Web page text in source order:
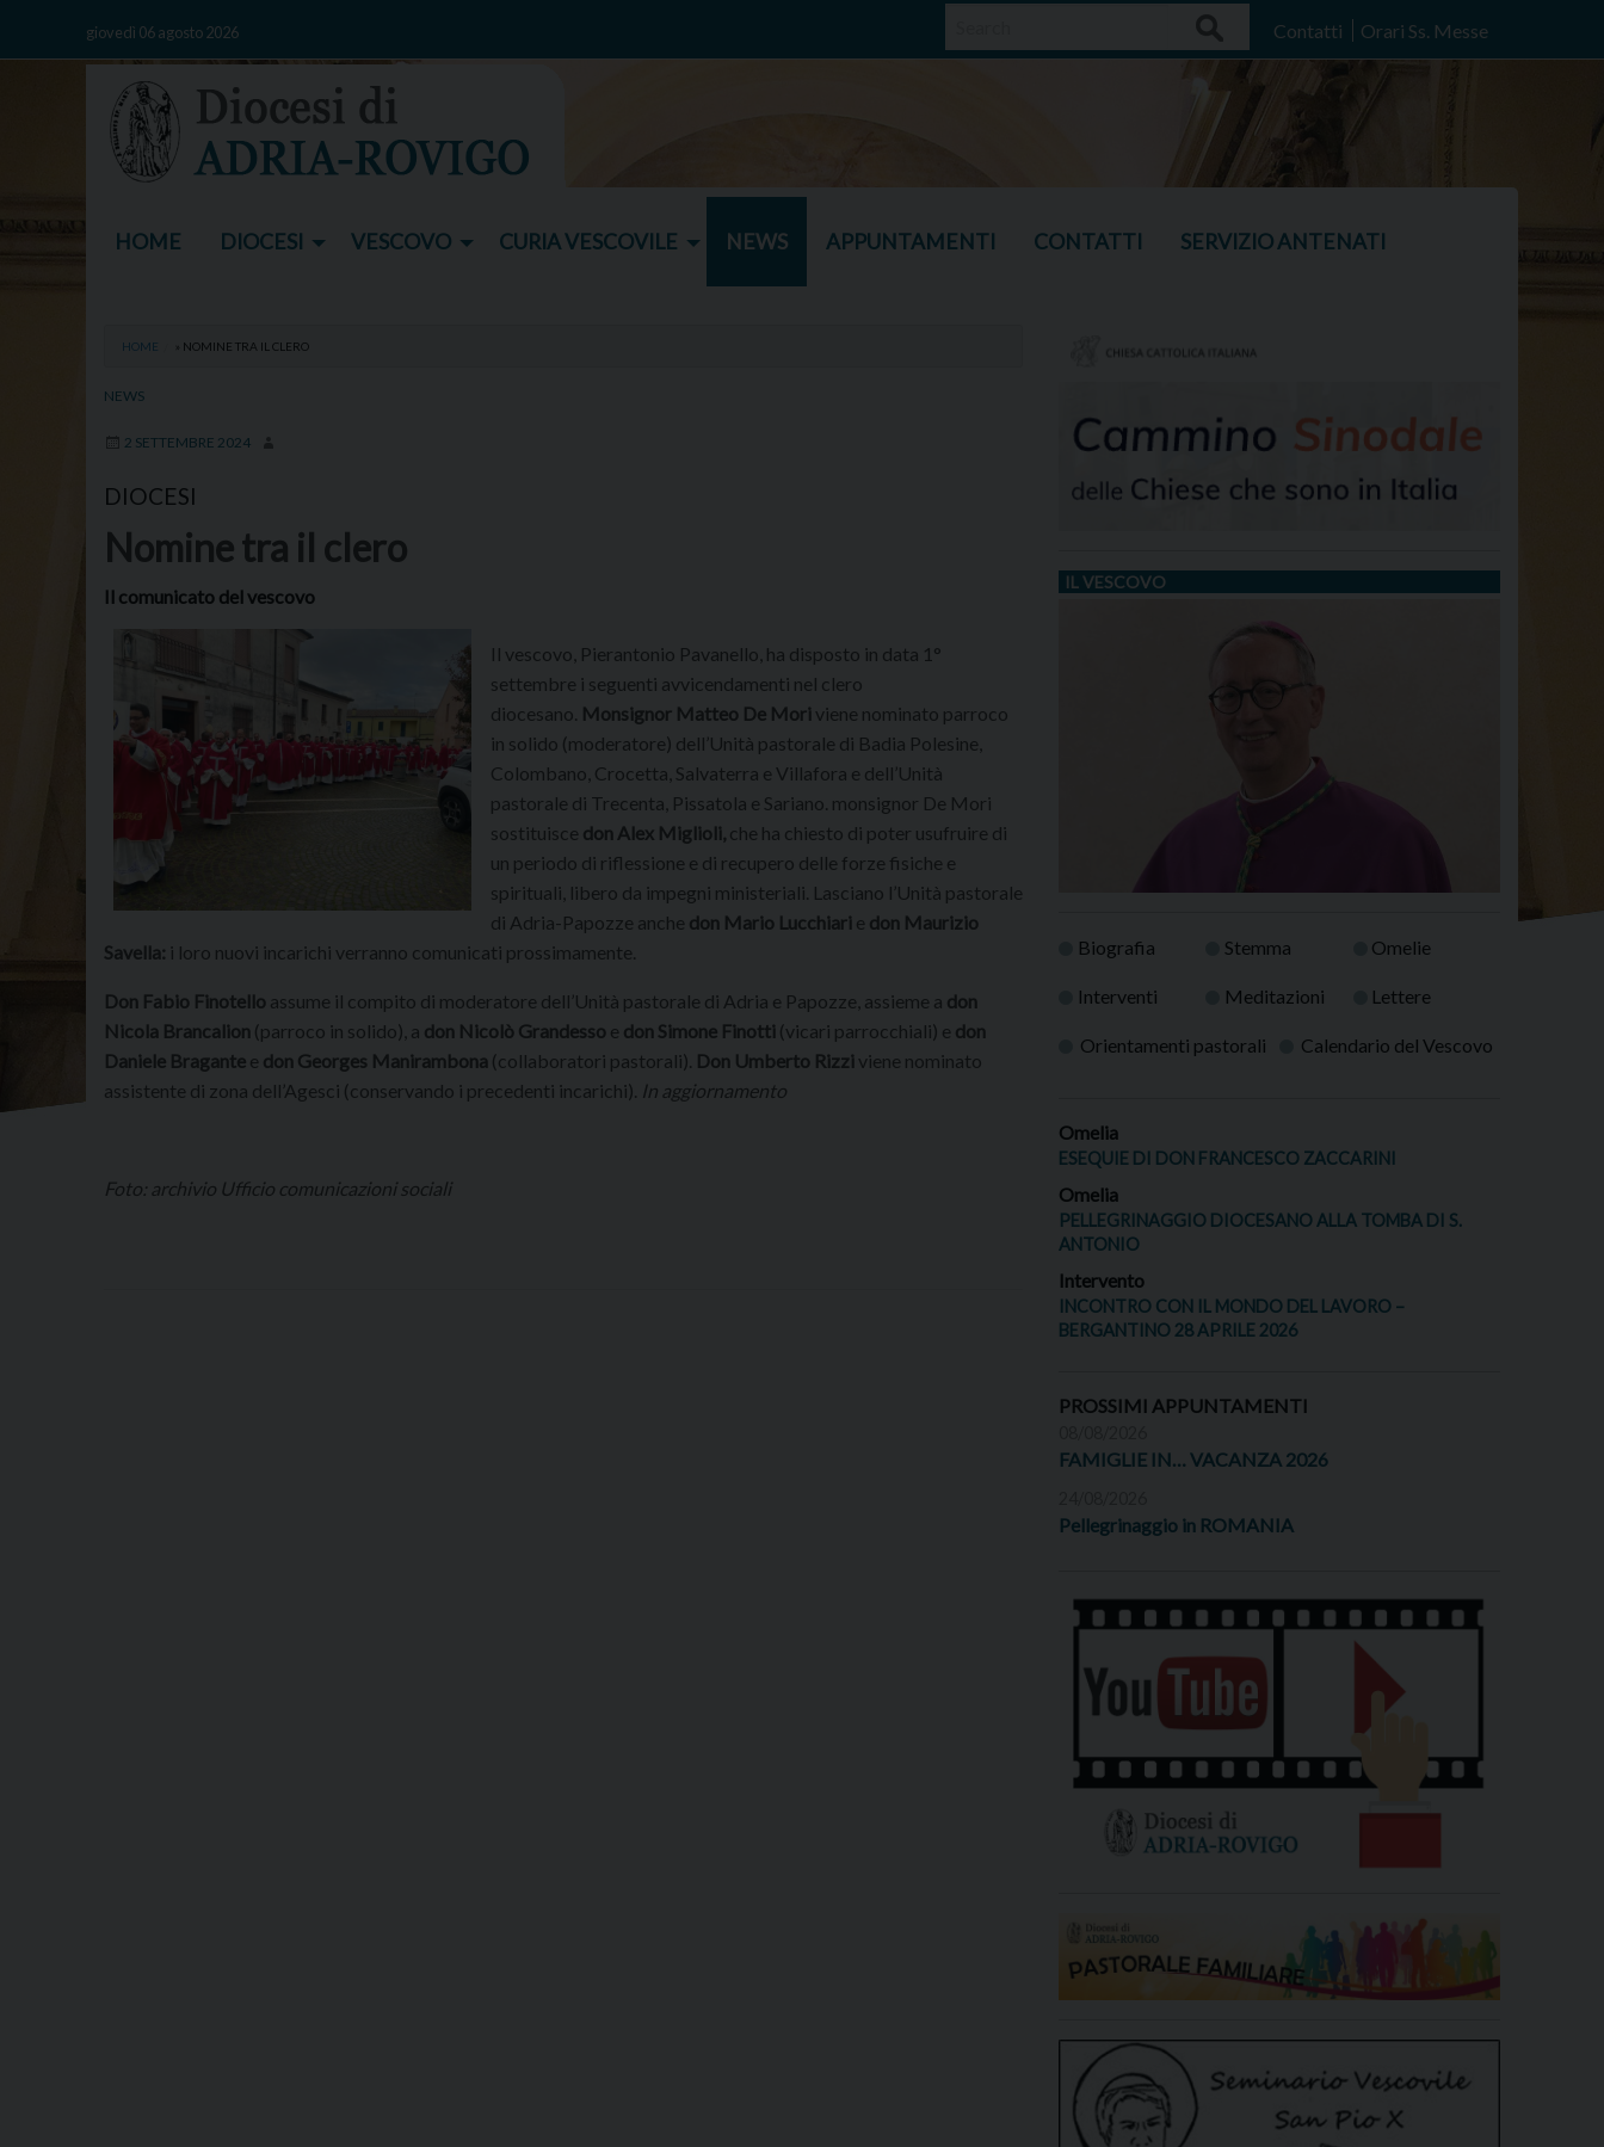
giovedì 06 agosto 2026 Contatti Orari Ss. Messe
HOME DIOCESI VESCOVO CURIA VESCOVILE NEWS APPUNTAMENTI CONTATTI SERVIZIO ANTENATI
HOME » NOMINE TRA IL CLERO
NEWS
2 SETTEMBRE 2024
DIOCESI
Nomine tra il clero
Il comunicato del vescovo
Il vescovo, Pierantonio Pavanello, ha disposto in data 1°
settembre i seguenti avvicendamenti nel clero
diocesano. Monsignor Matteo De Mori viene nominato parroco
in solido (moderatore) dell’Unità pastorale di Badia Polesine,
Colombano, Crocetta, Salvaterra e Villafora e dell’Unità
pastorale di Trecenta, Pissatola e Sariano. monsignor De Mori
sostituisce don Alex Miglioli, che ha chiesto di poter usufruire di
un periodo di riflessione e di recupero delle forze fisiche e
spirituali, libero da impegni ministeriali. Lasciano l’Unità pastorale
di Adria-Papozze anche don Mario Lucchiari e don Maurizio
Savella: i loro nuovi incarichi verranno comunicati prossimamente.
Don Fabio Finotello assume il compito di moderatore dell’Unità pastorale di Adria e Papozze, assieme a don
Nicola Brancalion (parroco in solido), a don Nicolò Grandesso e don Simone Finotti (vicari parrocchiali) e don
Daniele Bragante e don Georges Manirambona (collaboratori pastorali). Don Umberto Rizzi viene nominato
assistente di zona dell’Agesci (conservando i precedenti incarichi). In aggiornamento
Foto: archivio Ufficio comunicazioni sociali
IL VESCOVO
Biografia Stemma Omelie
Interventi Meditazioni Lettere
Orientamenti pastorali Calendario del Vescovo
Omelia
ESEQUIE DI DON FRANCESCO ZACCARINI
Omelia
PELLEGRINAGGIO DIOCESANO ALLA TOMBA DI S.
ANTONIO
Intervento
INCONTRO CON IL MONDO DEL LAVORO –
BERGANTINO 28 APRILE 2026
PROSSIMI APPUNTAMENTI
FAMIGLIE IN… VACANZA 2026
Pellegrinaggio in ROMANIA